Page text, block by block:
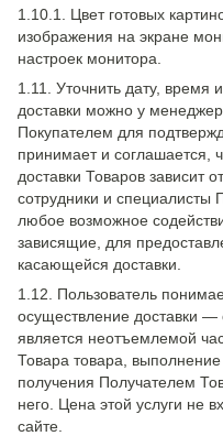
1.10.1. Цвет готовых
изображения на экране
настроек монитора.
1.11. Уточнить дату, время
доставки можно у
Покупателем для
принимает и соглашается,
доставки Товаров зависит
сотрудники и специалисты
любое возможное
зависящие, для
касающейся доставки.
1.12. Пользователь
осуществление доставки —
является неотъемлемой
Товара товара,
получения Получателем
него. Цена этой услуги не
сайте.